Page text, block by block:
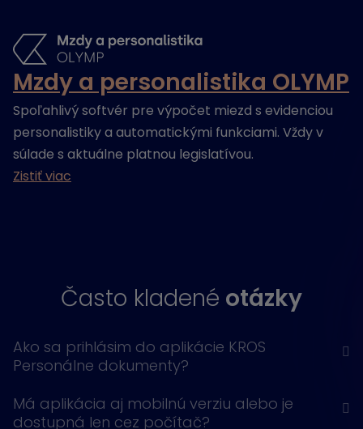
Mzdy a personalistika OLYMP
Spoľahlivý softvér pre výpočet miezd s evidenciou
personalistiky a automatickými funkciami. Vždy v
súlade s aktuálne platnou legislatívou.
Zistiť viac
Často kladené otázky
Ako sa prihlásim do aplikácie KROS
Personálne dokumenty?
Má aplikácia aj mobilnú verziu alebo je
dostupná len cez počítač?